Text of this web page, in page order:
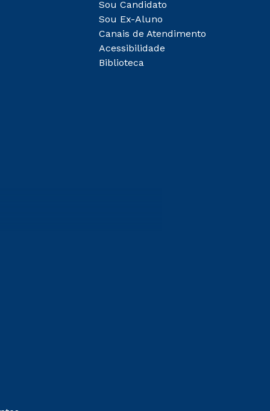
Sou Candidato
Sou Ex-Aluno
Canais de Atendimento
Acessibilidade
Biblioteca